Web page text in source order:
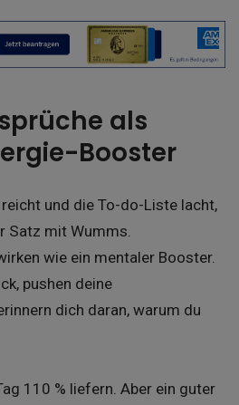
als
Booster
und die To-do-Liste lacht,
Satz mit Wumms.
wie ein mentaler Booster.
pushen deine
dich daran, warum du
110 % liefern. Aber ein guter